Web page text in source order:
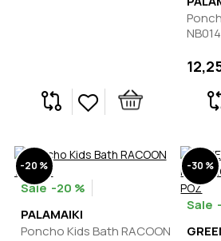
-20 %
-20 %
PALAMAIKI
Poncho Kids Bath RACOON
-30 %